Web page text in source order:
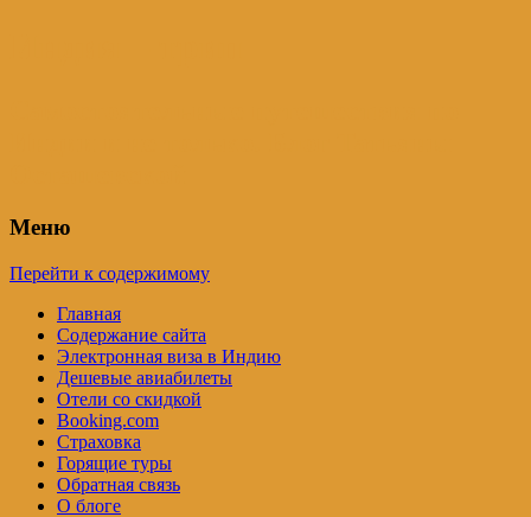
Меню
Перейти к содержимому
Главная
Содержание сайта
Электронная виза в Индию
Дешевые авиабилеты
Отели со скидкой
Booking.com
Страховка
Горящие туры
Обратная связь
О блоге